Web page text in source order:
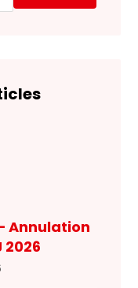
– Annulation
2026